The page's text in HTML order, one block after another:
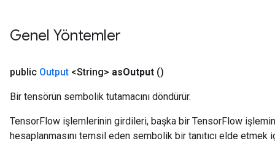
Genel Yöntemler
public Output <String> asOutput ()
Bir tensörün sembolik tutamacını döndürür.
TensorFlow işlemlerinin girdileri, başka bir TensorFlow
hesaplanmasını temsil eden sembolik bir tanıtıcı elde etmek